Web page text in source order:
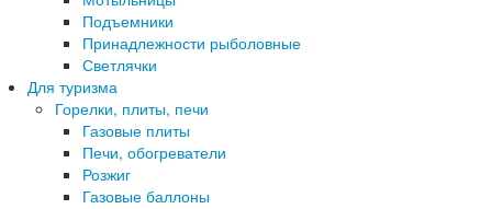
Подъемники
Принадлежности рыболовные
Светлячки
Для туризма
Горелки, плиты, печи
Газовые плиты
Печи, обогреватели
Розжиг
Газовые баллоны